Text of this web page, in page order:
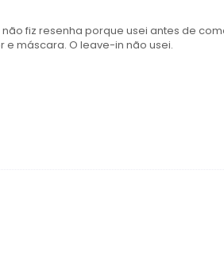
fiz resenha porque usei antes de
e máscara. O leave-in não usei.